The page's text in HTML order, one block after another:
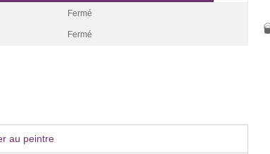
Fermé
Fermé
au peintre